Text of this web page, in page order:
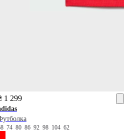
1 299
74 80 86 92 98 104 62